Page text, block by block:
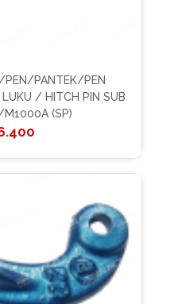
PEN/PANTEK/PEN
/ HITCH PIN SUB
(SP)